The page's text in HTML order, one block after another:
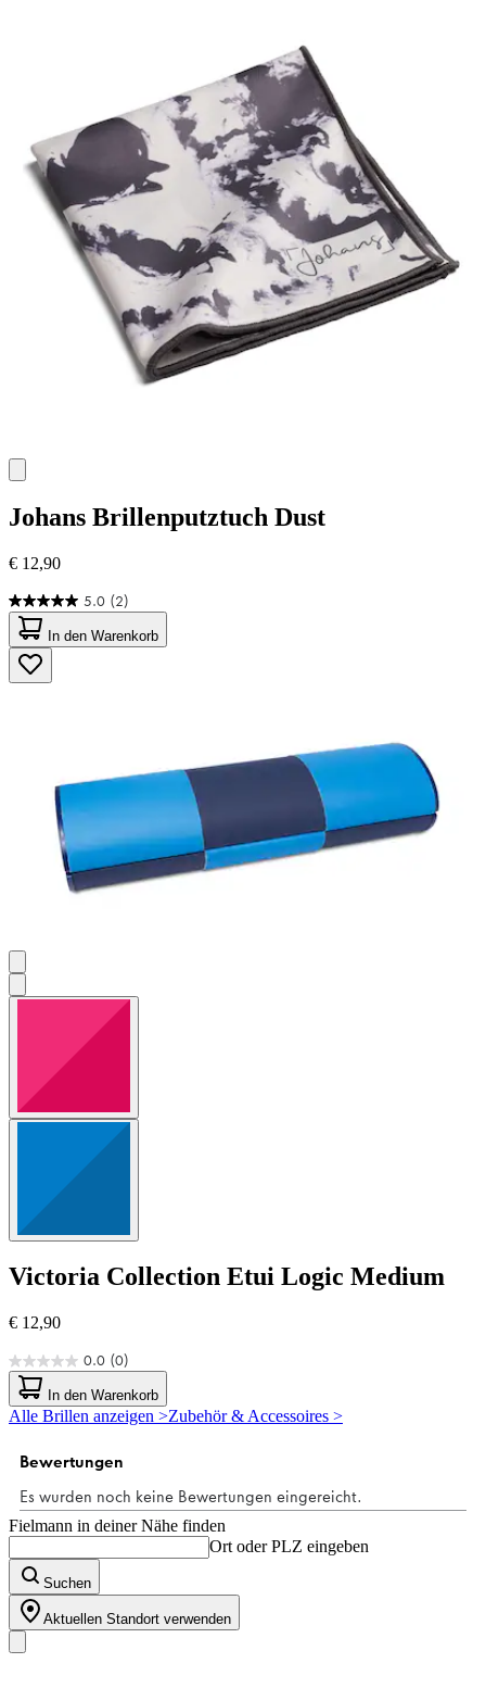
Johans Brillenputztuch Dust
€ 12,90
5.0 (2)
5.0
von
5
Sternen.
2
In den Warenkorb
Victoria Collection Etui Logic Medium
€ 12,90
0.0 (0)
0.0
von
5
Sternen.
In den Warenkorb
Alle Brillen anzeigen >Zubehör & Accessoires >
Fielmann in deiner Nähe finden
Ort oder PLZ eingeben
Suchen
Aktuellen Standort verwenden